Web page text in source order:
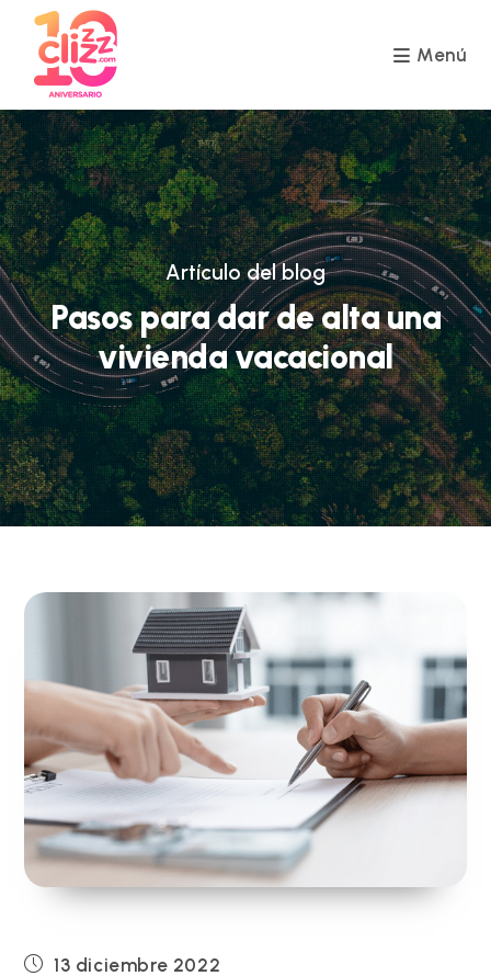
contenido
Menú
Artículo del blog
Pasos para dar de alta una
vivienda vacacional
Publicación
13 diciembre 2022